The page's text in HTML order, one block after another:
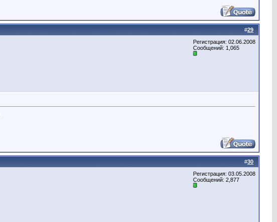
#29
Регистрация: 02.06.2008
Сообщений: 1,065
#30
Регистрация: 03.05.2008
Сообщений: 2,877